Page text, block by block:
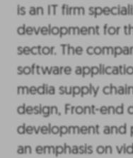
is an IT firm
development for
sector. The
software
media supply
design, Front-end
development and
an emphasis on